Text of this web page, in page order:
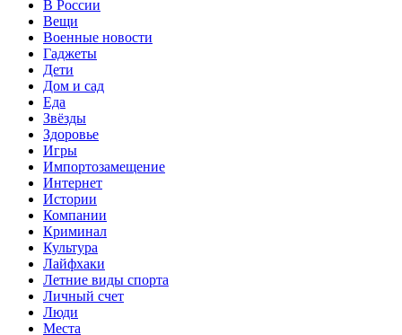
В России
Вещи
Военные новости
Гаджеты
Дети
Дом и сад
Еда
Звёзды
Здоровье
Игры
Импортозамещение
Интернет
Истории
Компании
Криминал
Культура
Лайфхаки
Летние виды спорта
Личный счет
Люди
Места